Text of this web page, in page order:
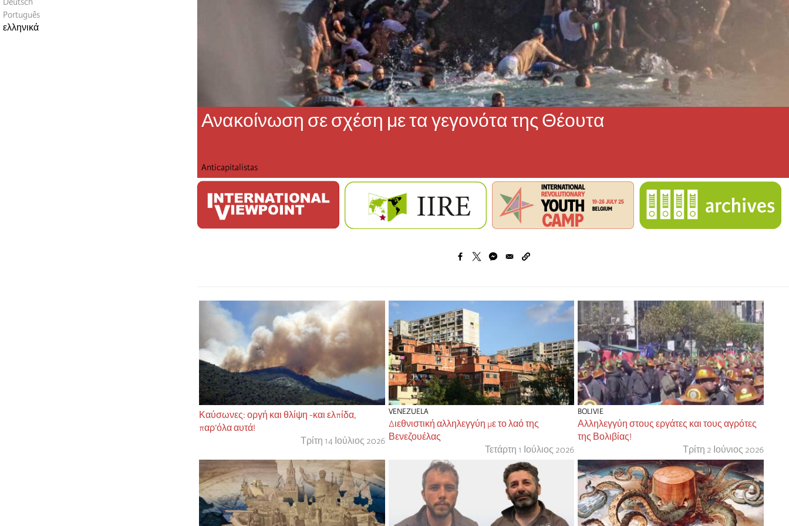
Português
ελληνικά
Ανακοίνωση σε σχέση με τα γεγονότα της Θέουτα
Anticapitalistas
Καύσωνες: οργή και θλίψη -και ελπίδα,
παρ’όλα αυτά!
Τρίτη 14 Ιούλιος 2026
VENEZUELA
Διεθνιστική αλληλεγγύη με το λαό της
Βενεζουέλας
Τετάρτη 1 Ιούλιος 2026
BOLIVIE
Αλληλεγγύη στους εργάτες και τους αγρότες
της Βολιβίας!
Τρίτη 2 Ιούνιος 2026